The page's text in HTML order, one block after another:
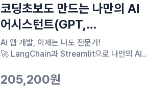
코딩초보도 만드는 나만의 AI
어시스턴트(GPT,
LangChain)
AI 앱 개발, 이제는 나도 전문가!
🚀 LangChain과 Streamlit으로 나만의 AI
205,200원